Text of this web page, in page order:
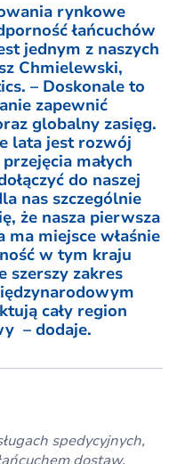
rynkowe
łańcuchów
jednym z naszych
Chmielewski,
– Doskonale to
zapewnić
globalny zasięg.
lata jest rozwój
małych
do naszej
nas szczególnie
że nasza pierwsza
miejsce właśnie
w tym kraju
szerszy zakres
cały region
– dodaje.
spedycyjnych,